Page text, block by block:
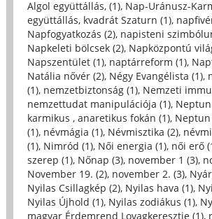
Algol együttállás, (1), Nap-Uránusz-
együttállás, kvadrát Szaturn (1),
Napfogyatkozás (2), napisteni
Napkeleti bölcsek (2), Napközpontú
Napszentület (1), naptárreform (1),
Natália nővér (2), Négy Evangélista (1),
(1), nemzetbiztonság (1), Nemzeti
nemzettudat manipulációja (1),
karmikus , anaretikus fokán (1), Neptun
(1), névmágia (1), Névmisztika (2),
(1), Nimród (1), Női energia (1), női erő
szerep (1), Nőnap (3), november 1 (3),
November 19. (2), november 2. (3),
Nyilas Csillagkép (2), Nyilas hava (1),
Nyilas Újhold (1), Nyilas zodiákus (1),
magyar Érdemrend Lovagkeresztje (1),